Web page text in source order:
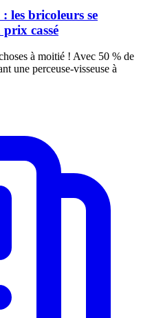
les bricoleurs se
cassé
à moitié ! Avec 50 % de
une perceuse-visseuse à